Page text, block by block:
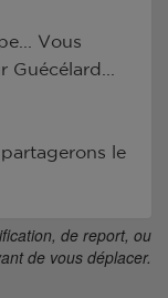
Vous
Guécélard...
le
de report, ou
de vous déplacer.